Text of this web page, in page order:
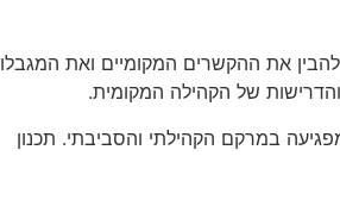
את ההקשרים המקומיים ואת
של הקהילה המקומית.
במרקם הקהילתי והסביבתי. תכנון